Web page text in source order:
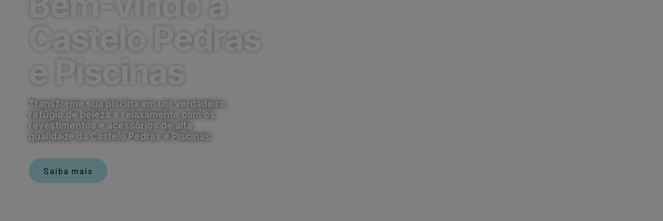
Castelo Pedras
e Piscinas
Transforme sua piscina em um verdadeiro
refúgio de beleza e relaxamento com os
revestimentos e acessórios de alta
qualidade da Castelo Pedras e Piscinas.
Saiba mais